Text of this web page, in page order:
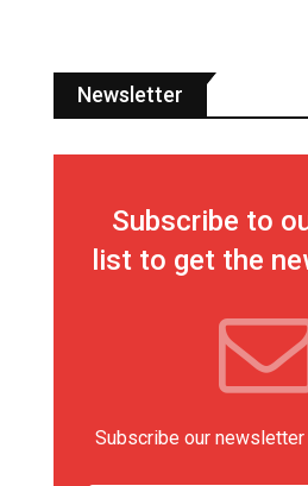
Newsletter
Subscribe to
list to get the
Subscribe our